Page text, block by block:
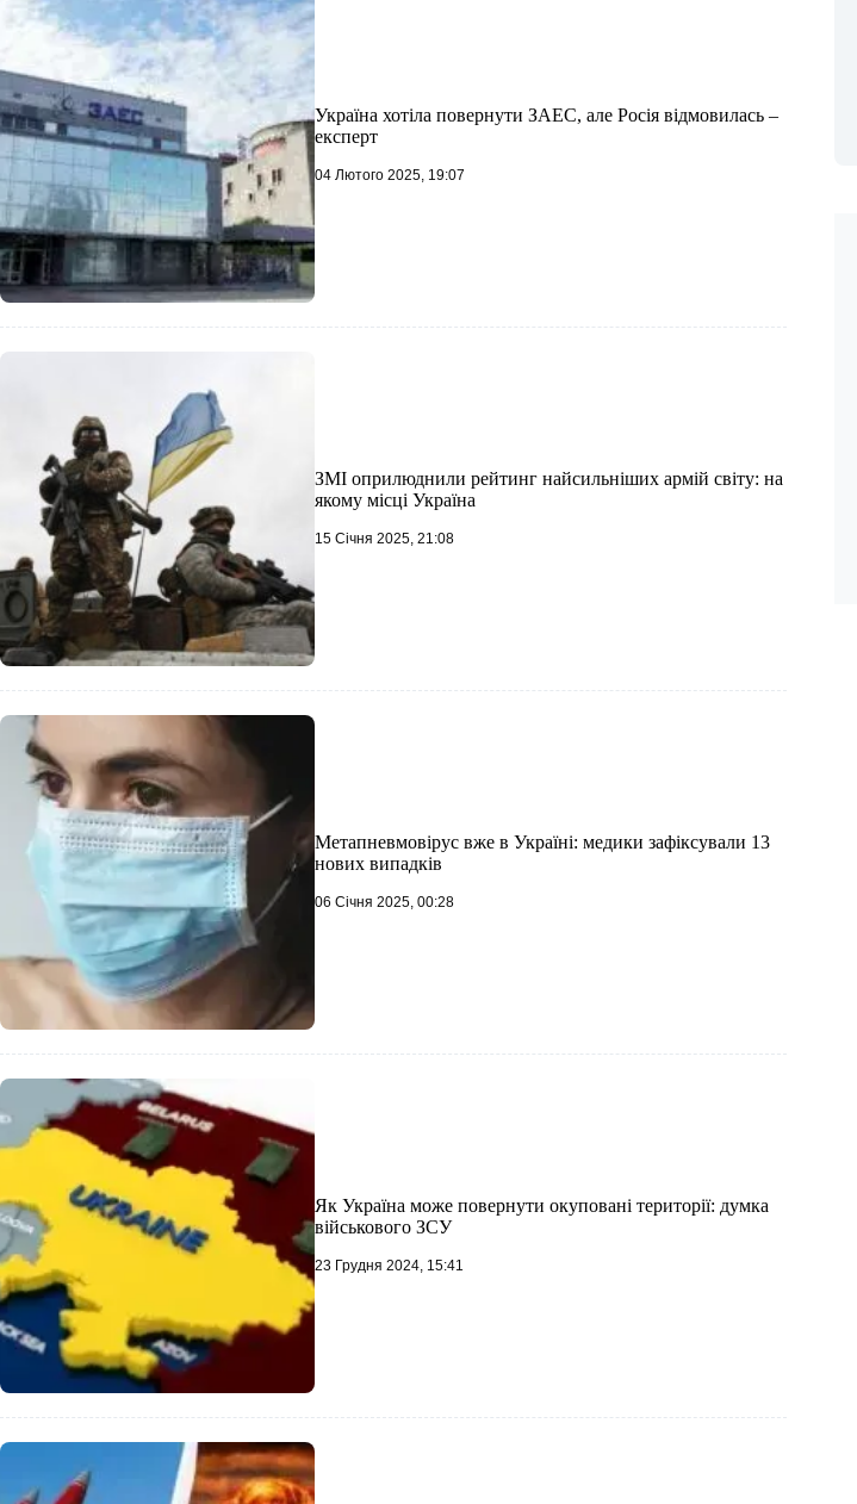
Україна хотіла повернути ЗАЕС, але Росія відмовилась –
експерт
04 Лютого 2025, 19:07
ЗМІ оприлюднили рейтинг найсильніших армій світу: на
якому місці Україна
15 Січня 2025, 21:08
Метапневмовірус вже в Україні: медики зафіксували 13
нових випадків
06 Січня 2025, 00:28
Як Україна може повернути окуповані території: думка
військового ЗСУ
23 Грудня 2024, 15:41